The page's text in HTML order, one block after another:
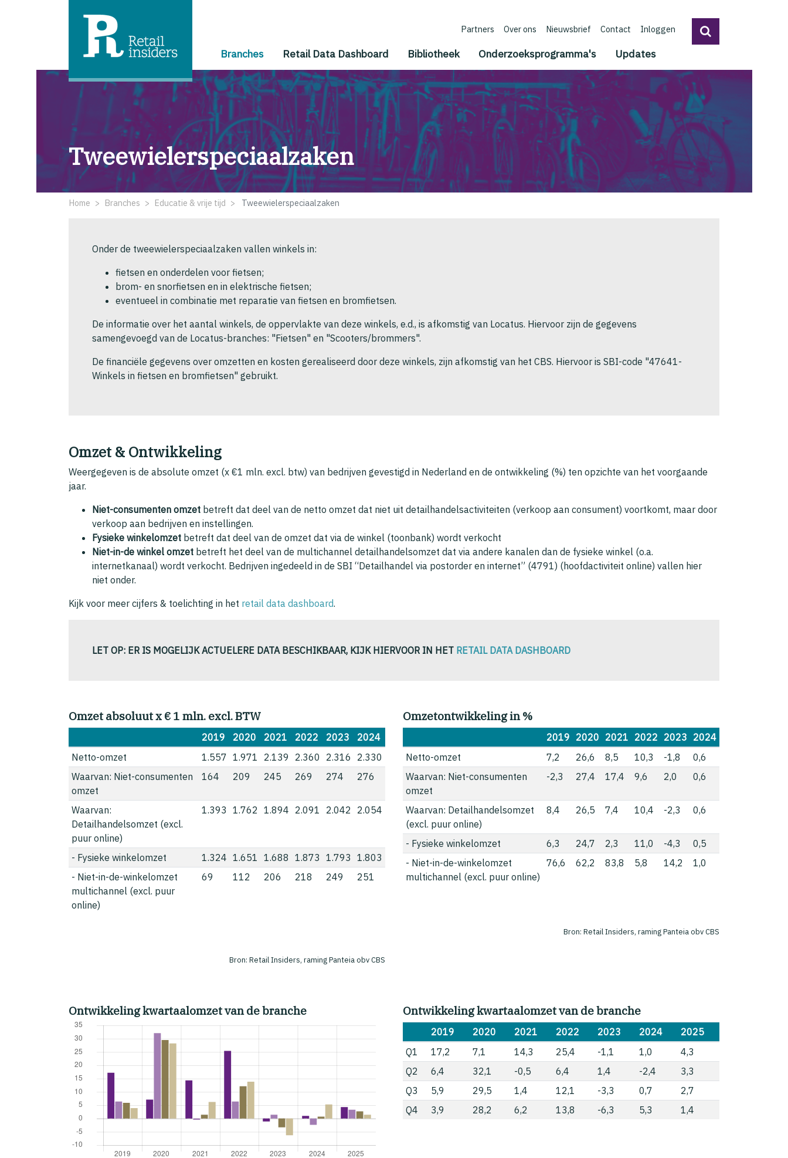
Partners Over ons Nieuwsbrief Contact Inloggen
Branches(current)Retail Data Dashboard Bibliotheek Onderzoeksprogramma's Updates
Tweewielerspeciaalzaken
Home Branches Educatie & vrije tijd Tweewielerspeciaalzaken
Onder de tweewielerspeciaalzaken vallen winkels in:
fietsen en onderdelen voor fietsen;
brom- en snorfietsen en in elektrische fietsen;
eventueel in combinatie met reparatie van fietsen en bromfietsen.
De informatie over het aantal winkels, de oppervlakte van deze winkels, e.d., is afkomstig van Locatus. Hiervoor zijn de gegevens
samengevoegd van de Locatus-branches: "Fietsen" en "Scooters/brommers".
De financiële gegevens over omzetten en kosten gerealiseerd door deze winkels, zijn afkomstig van het CBS. Hiervoor is SBI-code "47641-
Winkels in fietsen en bromfietsen" gebruikt.
Omzet & Ontwikkeling
Weergegeven is de absolute omzet (x €1 mln. excl. btw) van bedrijven gevestigd in Nederland en de ontwikkeling (%) ten opzichte van het voorgaande
jaar.
Niet-consumenten omzet betreft dat deel van de netto omzet dat niet uit detailhandelsactiviteiten (verkoop aan consument) voortkomt, maar door
verkoop aan bedrijven en instellingen.
Fysieke winkelomzet betreft dat deel van de omzet dat via de winkel (toonbank) wordt verkocht
Niet-in-de winkel omzet betreft het deel van de multichannel detailhandelsomzet dat via andere kanalen dan de fysieke winkel (o.a.
internetkanaal) wordt verkocht. Bedrijven ingedeeld in de SBI “Detailhandel via postorder en internet” (4791) (hoofdactiviteit online) vallen hier
niet onder.
Kijk voor meer cijfers & toelichting in het retail data dashboard.
LET OP: ER IS MOGELIJK ACTUELERE DATA BESCHIKBAAR, KIJK HIERVOOR IN HET RETAIL DATA DASHBOARD
Omzet absoluut x € 1 mln. excl. BTW
2019 2020 2021 2022 2023
2024
Netto-omzet
1.557 1.971 2.139 2.360 2.316
2.330
Waarvan: Niet-consumenten
omzet
164 209 245 269 274 276
Waarvan:
Detailhandelsomzet (excl.
puur online)
1.393 1.762 1.894 2.091 2.042 2.054
- Fysieke winkelomzet 1.324 1.651 1.688 1.873 1.793 1.803
- Niet-in-de-winkelomzet
multichannel (excl. puur
online)
69 112 206 218 249 251
Bron: Retail Insiders, raming Panteia obv CBS
Omzetontwikkeling in %
2019 2020 2021 2022 2023 2024
Netto-omzet
7,2 26,6 8,5 10,3 -1,8
0,6
Waarvan: Niet-consumenten
omzet
-2,3 27,4 17,4 9,6 2,0 0,6
Waarvan: Detailhandelsomzet
(excl. puur online)
8,4 26,5 7,4 10,4 -2,3 0,6
- Fysieke winkelomzet 6,3 24,7 2,3 11,0 -4,3
0,5
- Niet-in-de-winkelomzet
multichannel (excl. puur online)
76,6 62,2 83,8 5,8 14,2 1,0
Bron: Retail Insiders, raming Panteia obv CBS
Ontwikkeling kwartaalomzet van de branche Ontwikkeling kwartaalomzet van de branche
2019 2020 2021 2022 2023 2024
2025
Q1
17,2 7,1 14,3 25,4 -1,1 1,0
4,3
Q2
6,4 32,1 -0,5 6,4 1,4 -2,4
3,3
Q3
5,9 29,5 1,4 12,1 -3,3 0,7
2,7
Q4
3,9 28,2 6,2 13,8 -6,3 5,3 1,4